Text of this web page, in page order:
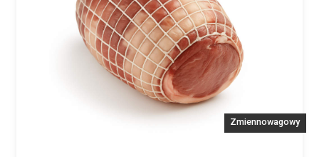
Zmiennowagowy